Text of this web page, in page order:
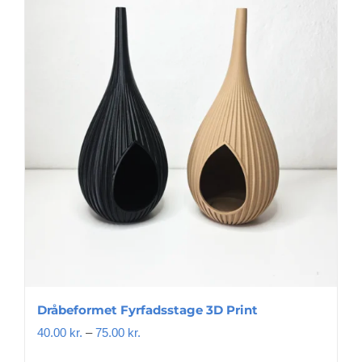
Dråbeformet Fyrfadsstage 3D Print
40.00 kr. – 75.00 kr.